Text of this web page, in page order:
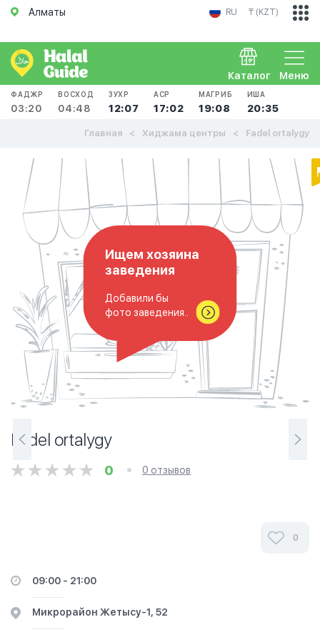
Алматы RU ₸ (KZT)
Меню
Каталог
ФАДЖР
03:20
ВОСХОД
04:48
ЗУХР
12:07
АСР
17:02
МАГРИБ
19:08
ИША
20:35
Главная Хиджама центры Fadel ortalygy
Ищем хозяина
заведения
Добавили бы
фото заведения..
Fadel ortalygy
0 0 отзывов
0
09:00 - 21:00
​Микрорайон Жетысу-1, 52